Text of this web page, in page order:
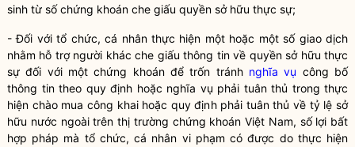
sinh từ sốchứng khoán che giấu quyền sở hữu thực sự;
- Đối vớitổ chức, cá nhân thực hiện một hoặc một số giao dịch
nhằm hỗ trợ người khác che giấu thông tin về quyềnsở hữu thực
sự đối với mộtchứng khoánđể trốn tránh nghĩa vụ công bố
thông tin theo quy định hoặc nghĩa vụ phải tuân thủ trong thực
hiện chào mua công khai hoặc quy định phải tuân thủ về tỷ lệ sở
hữu nước ngoài trên thị trường chứng khoán Việt Nam, số lợi bất
hợp pháp mà tổ chức, cá nhân vi phạm có được do thực hiện